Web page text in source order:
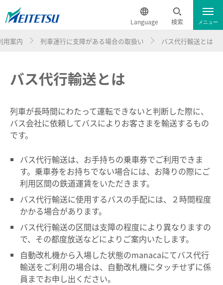
Language 検索
運行情報 遅延証明書
電車のご利用案内
時刻表
特別車チケットレスサービス
名鉄定期券web予約サービス
臨時列車情報
路線・駅情報
簡体中文
繁体中文
ภาษาไทย
メニュー
用案内 列車運行に支障がある場合の取扱い バス代行輸送とは
バス代行輸送とは
列車が長時間にわたって運転できないと判断した際に、
バス会社に依頼してバスによりお客さまを輸送するもの
です。
バス代行輸送は、お手持ちの乗車券でご利用できま
す。乗車券をお持ちでない場合には、お降りの際にご
利用区間の鉄道運賃をいただきます。
バス代行輸送に使用するバスの手配には、２時間程度
かかる場合があります。
バス代行輸送の区間は支障の程度により異なりますの
で、その都度放送などによりご案内いたします。
自動改札機から入場した状態のmanacaにてバス代行
輸送をご利用の場合は、自動改札機にタッチせずに係
員までお申し出ください。